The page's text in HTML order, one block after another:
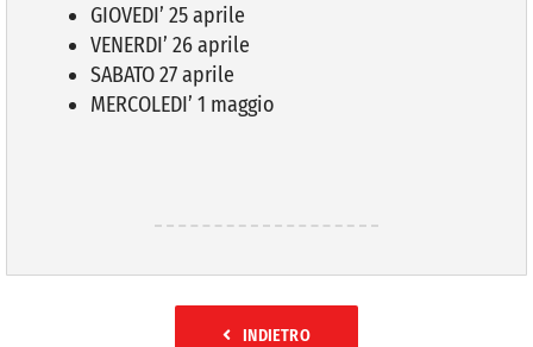
GIOVEDI’ 25 aprile
VENERDI’ 26 aprile
SABATO 27 aprile
MERCOLEDI’ 1 maggio
INDIETRO